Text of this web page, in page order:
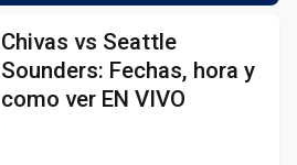
Chivas vs Seattle
Sounders: Fechas, hora y
como ver EN VIVO